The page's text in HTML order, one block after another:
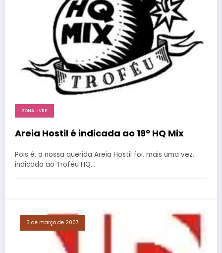
ZONA LIVRE
Areia Hostil é indicada ao 19º HQ Mix
Pois é, a nossa querida Areia Hostil foi, mais uma vez,
indicada ao Troféu HQ…
3 de março de 2007